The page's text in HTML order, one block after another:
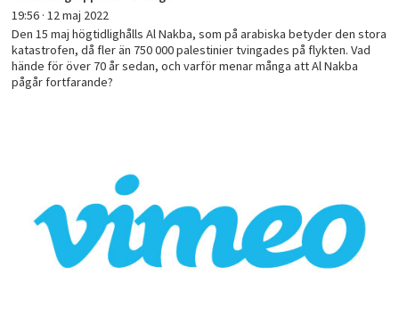
19:56 ·12 maj 2022
Den 15 maj högtidlighålls Al Nakba, som på arabiska betyder den stora
katastrofen, då fler än 750 000 palestinier tvingades på flykten. Vad
hände för över 70 år sedan, och varför menar många att Al Nakba
pågår fortfarande?